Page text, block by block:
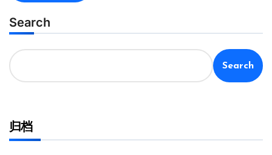
Search
Search
归档